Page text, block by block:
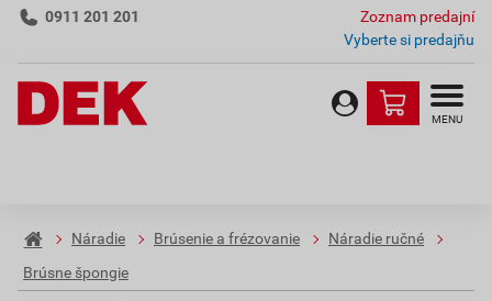
0911 201 201
Zoznam predajní
Vyberte si predajňu
MENU
Náradie Brúsenie a frézovanie
Náradie ručné
Brúsne špongie